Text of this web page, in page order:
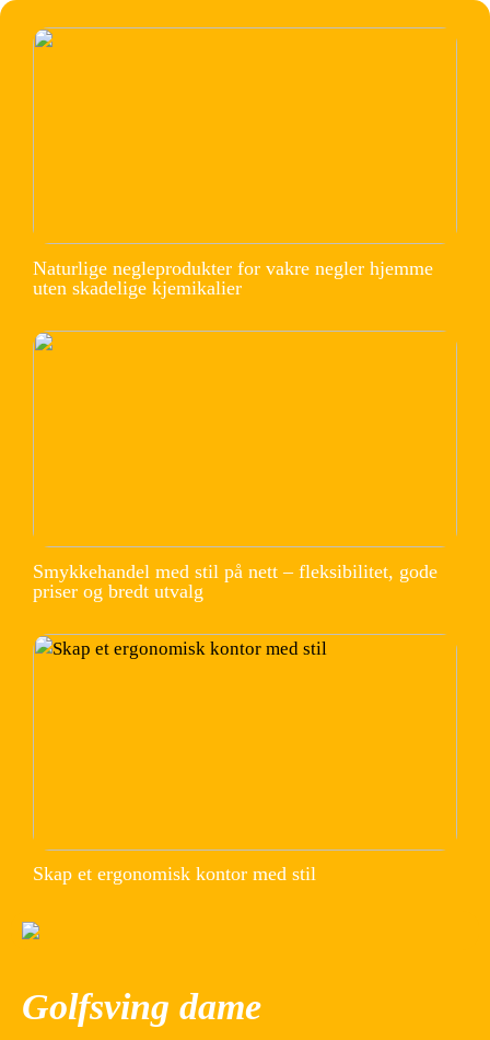
Naturlige negleprodukter for vakre negler hjemme
uten skadelige kjemikalier
Smykkehandel med stil på nett – fleksibilitet, gode
priser og bredt utvalg
Skap et ergonomisk kontor med stil
Golfsving dame